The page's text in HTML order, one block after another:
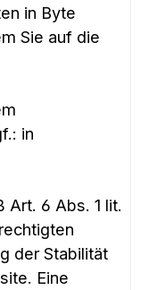
in Byte
Sie auf die
in
Art. 6 Abs. 1 lit.
der Stabilität
Eine